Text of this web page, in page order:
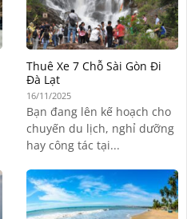
Thuê Xe 7 Chỗ Sài Gòn Đi
Đà Lạt
16/11/2025
Bạn đang lên kế hoạch cho
chuyến du lịch, nghỉ dưỡng
hay công tác tại...